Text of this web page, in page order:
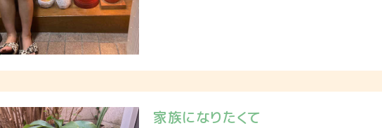
家族になりたくて